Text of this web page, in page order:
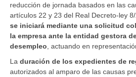
reducción de jornada basados en las
artículos 22 y 23 del Real Decreto-ley
se iniciará mediante una solicitud
la empresa ante la entidad gestora
desempleo , actuando en
La duración de los expedientes de
autorizados al amparo de las causas